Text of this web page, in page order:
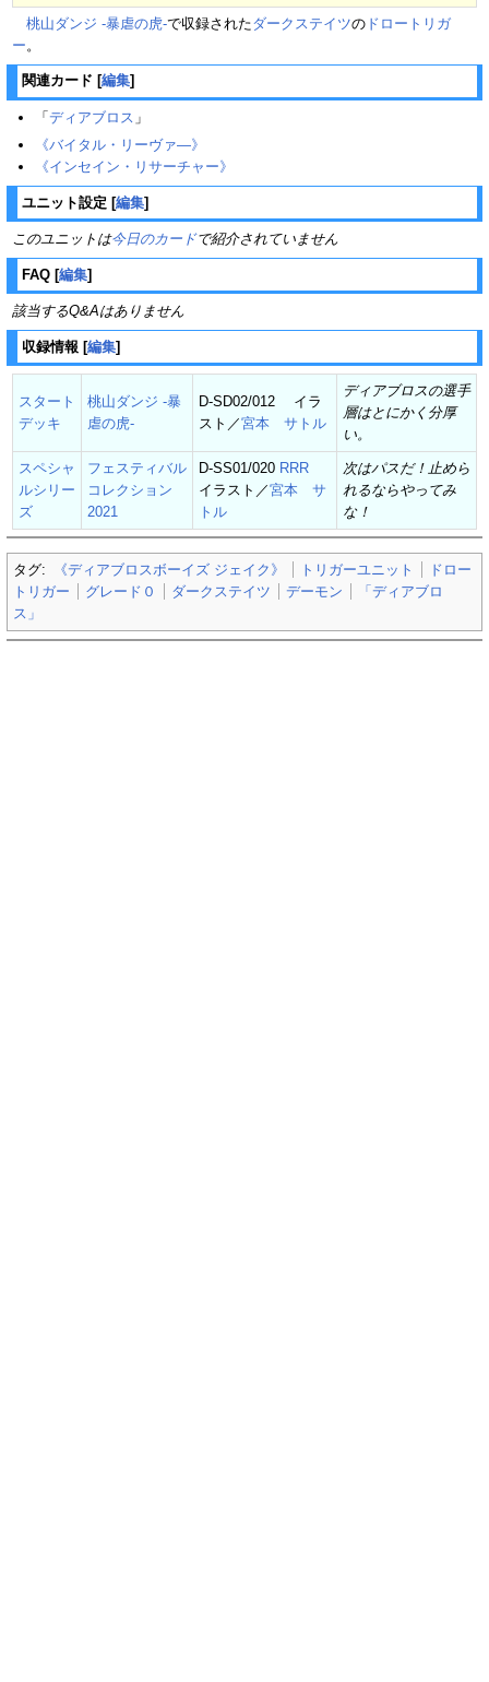
桃山ダンジ -暴虐の虎-で収録されたダークステイツの ドロートリガ
ー。
関連カード [編集]
「 ディアブロス 」
《バイタル・リーヴァ―》
《インセイン・リサーチャー》
ユニット設定 [編集]
このユニットは今日のカードで紹介されていません
FAQ [編集]
該当するQ&Aはありません
収録情報 [編集]
スタート
デッキ
桃山ダンジ -暴
虐の虎-
D-SD02/012 イラ
スト／宮本 サトル
ディアブロスの選手
層はとにかく分厚
い。
スペシャ
ルシリー
ズ
フェスティバル
コレクション
2021
D-SS01/020 RRR
イラスト／宮本 サ
トル
次はパスだ！止めら
れるならやってみ
な！
タグ: 《ディアブロスボーイズ ジェイク》 トリガーユニット
ドロー
トリガー
グレード０ ダークステイツ デーモン
「ディアブロ
ス」